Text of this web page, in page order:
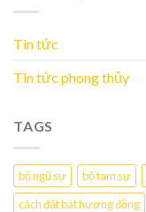
Tin tức
Tin tức phong thủy
TAGS
bộ ngũ sự bộ tam sự
cách đặt bát hương đồng